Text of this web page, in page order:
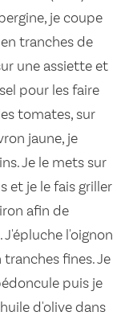
je coupe
tranches de
une assiette et
pour les faire
tomates, sur
jaune, je
Je le mets sur
et je le fais griller
afin de
l'oignon
tranches fines. Je
puis je
d'olive dans